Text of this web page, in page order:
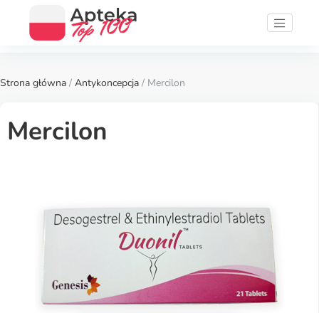
Strona główna / Antykoncepcja / Mercilon
Mercilon